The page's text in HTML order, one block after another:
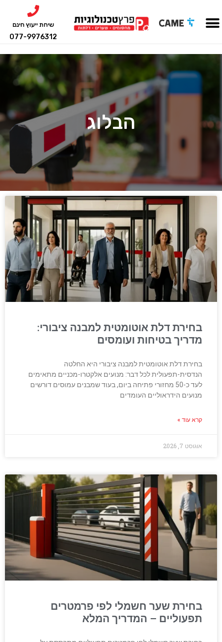
שיחת ייעוץ חינם
077-9976312
הבלוג
בחירת דלת אוטומטית למבנה ציבורי:
מדריך בטיחות ועומסים
בחירת דלת אוטומטית למבנה ציבורי היא החלטה
הנדסית-תפעולית לכל דבר: מנועים אלקטרו-מכניים מתאימים
לעד כ-50 מחזורי פתיחה ביום, בעוד שמבנים עמוסים דורשים
מנועים הידראוליים העומדים
קרא עוד »
אוגוסט 7, 2026
בחירת שער חשמלי לפי פרמטרים
תפעוליים – המדריך המלא